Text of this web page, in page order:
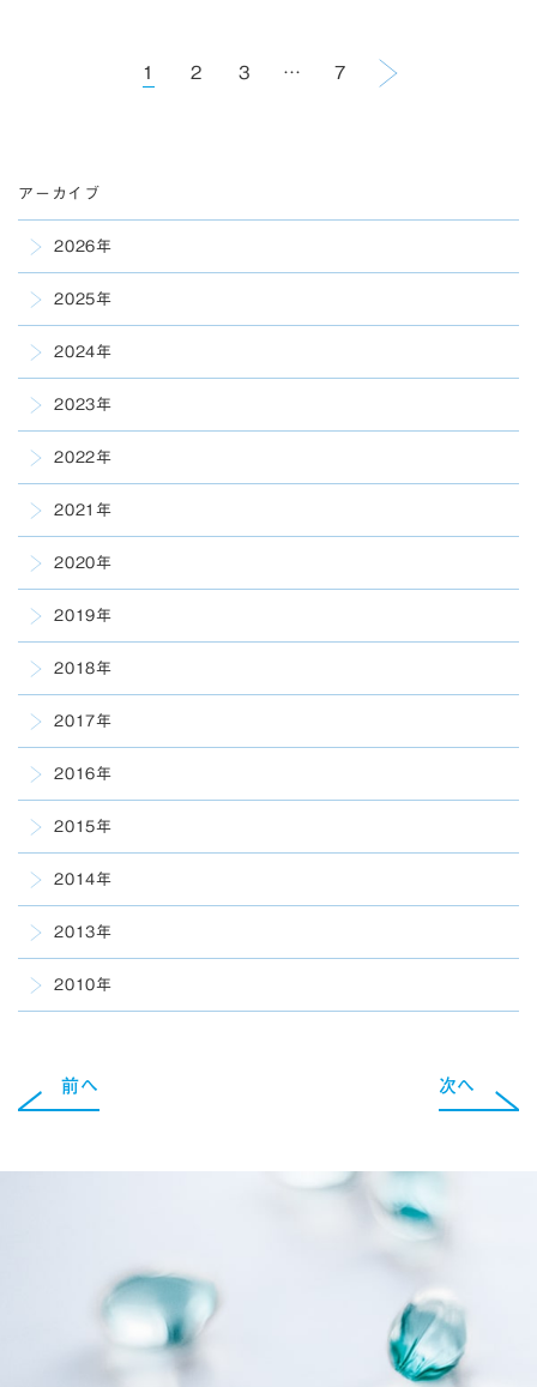
1 2 3 … 7
アーカイブ
2026年
2025年
2024年
2023年
2022年
2021年
2020年
2019年
2018年
2017年
2016年
2015年
2014年
2013年
2010年
前へ 次へ